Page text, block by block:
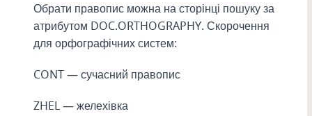
Обрати правопис можна на сторінці пошуку за
атрибутом DOC.ORTHOGRAPHY. Скорочення
для орфографічних систем:
CONT — сучасний правопис
ZHEL — желехівка